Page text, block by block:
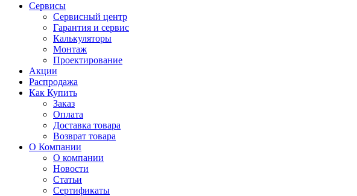
Сервисы
Сервисный центр
Гарантия и сервис
Калькуляторы
Монтаж
Проектирование
Акции
Распродажа
Как Купить
Заказ
Оплата
Доставка товара
Возврат товара
О Компании
О компании
Новости
Статьи
Сертификаты